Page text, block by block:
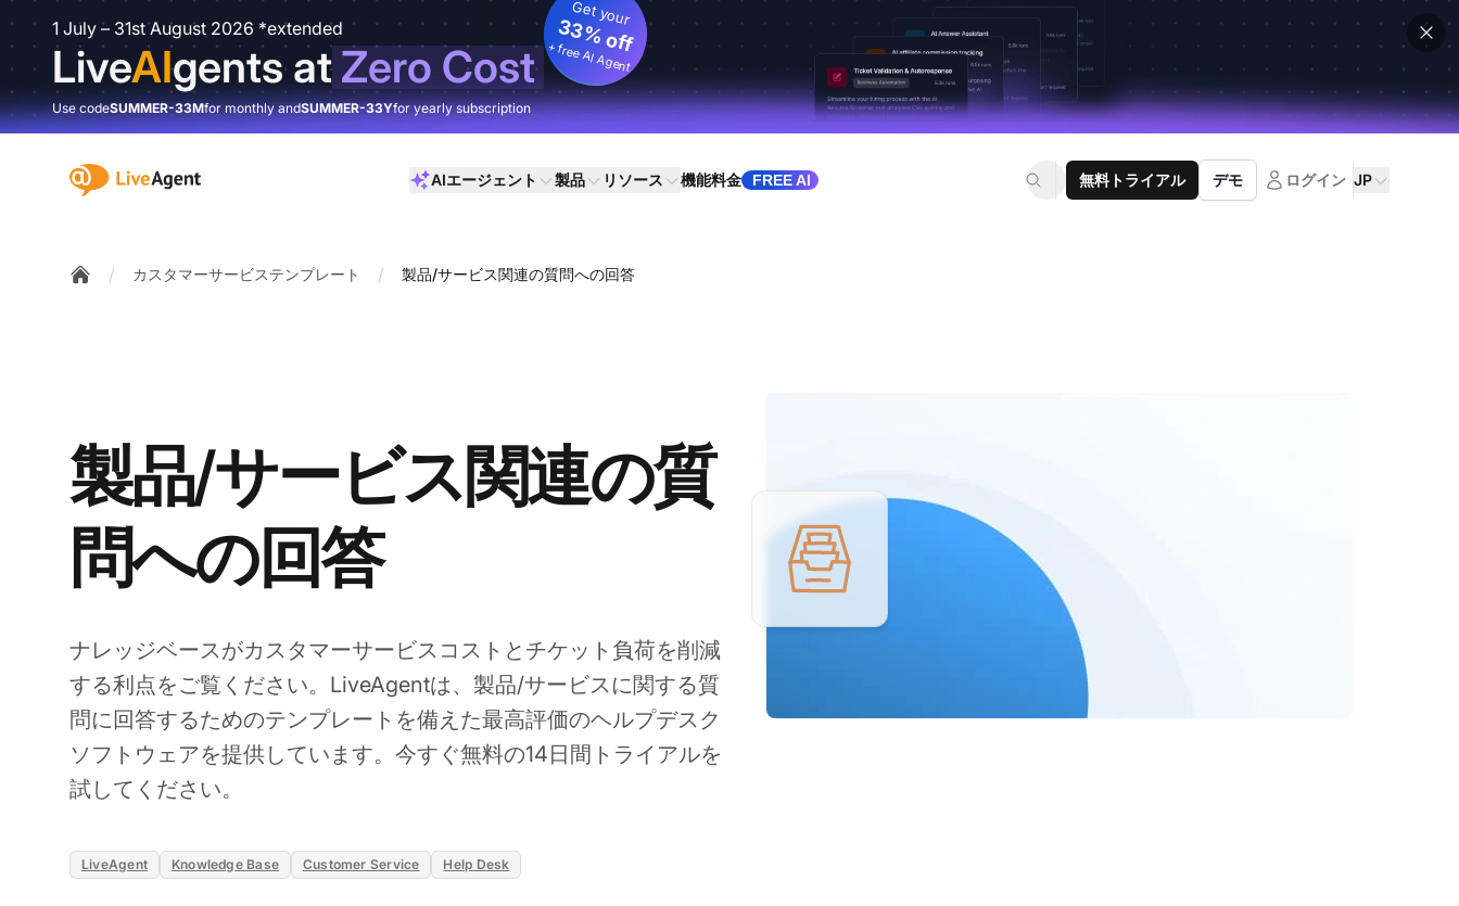
1 July – 31st August 2026 *extended
LiveAIgents atZero Cost
Get your
33% off
+ free AI Agent
Use codeSUMMER-33Mfor monthly andSUMMER-33Yfor yearly subscription
:site.title AIエージェント 製品 リソース 機能料金 FREE AI 無料トライアル デモ ログイン JP
/ カスタマーサービステンプレート / 製品/サービス関連の質問への回答
製品/サービス関連の質
問への回答
ナレッジベースがカスタマーサービスコストとチケット負荷を削減
する利点をご覧ください。LiveAgentは、製品/サービスに関する質
問に回答するためのテンプレートを備えた最高評価のヘルプデスク
ソフトウェアを提供しています。今すぐ無料の14日間トライアルを
試してください。
LiveAgent Knowledge Base Customer Service Help Desk